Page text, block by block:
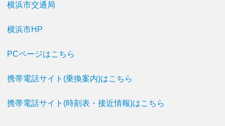
横浜市交通局
横浜市HP
PCページはこちら
携帯電話サイト(乗換案内)はこちら
携帯電話サイト(時刻表・接近情報)はこちら